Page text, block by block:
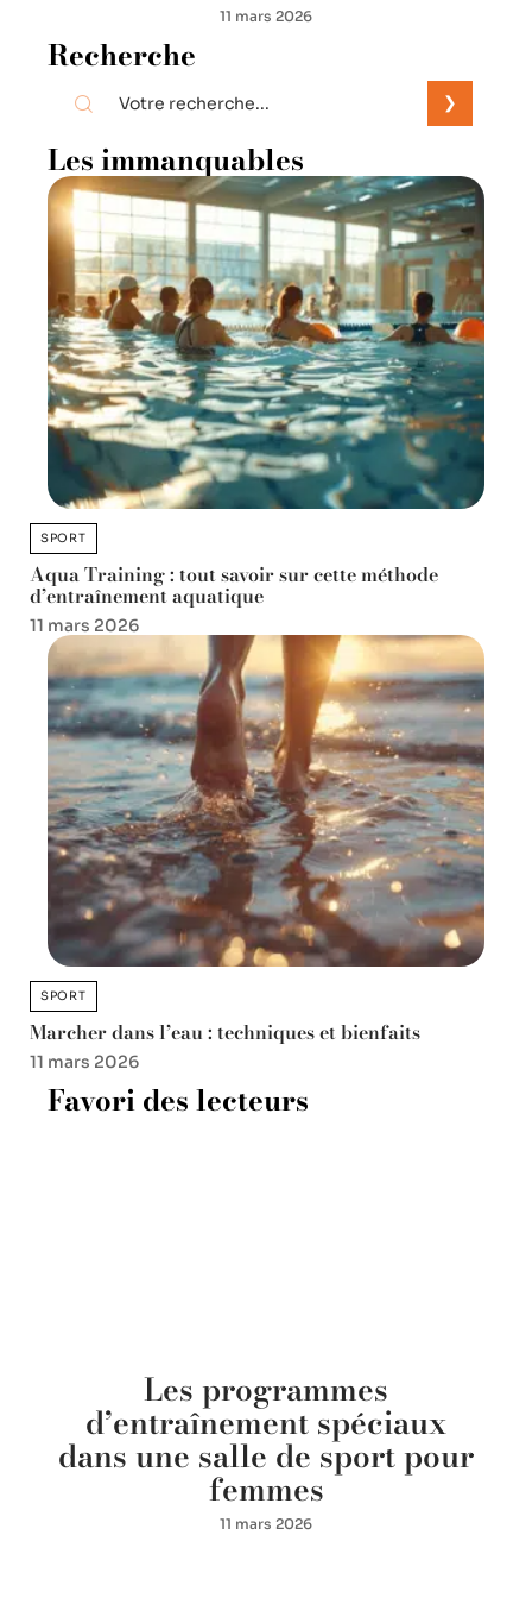
Pratique sportive à domicile : les
meilleurs exercices pour rester
en forme
11 mars 2026
Recherche
Les immanquables
SPORT
Aqua Training : tout savoir sur cette méthode
d’entraînement aquatique
11 mars 2026
Favori des lecteurs